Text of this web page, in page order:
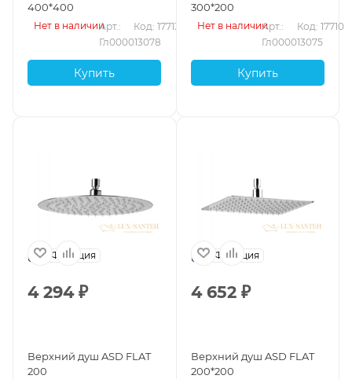
400*400
Нет в наличииАрт.:
Гл000013078
Код: 17713
Купить
300*200
Нет в наличииАрт.:
Гл000013075
Код: 17710
Купить
Франция
4 294₽
Верхний душ ASD FLAT
200
Франция
4 652₽
Верхний душ ASD FLAT
200*200